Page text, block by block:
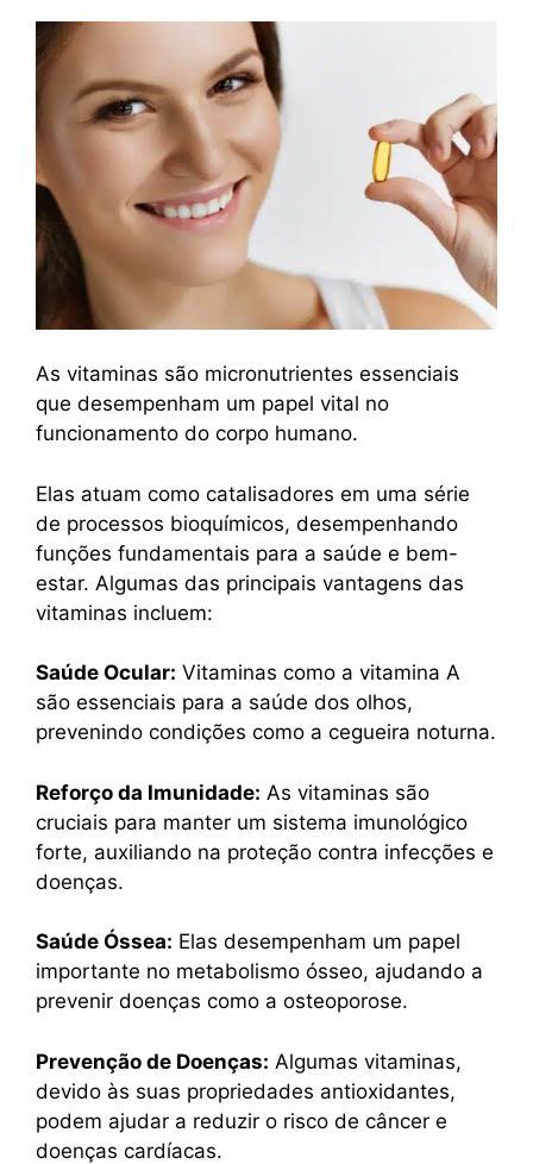
As vitaminas são micronutrientes essenciais
que desempenham um papel vital no
funcionamento do corpo humano.
Elas atuam como catalisadores em uma série
de processos bioquímicos, desempenhando
funções fundamentais para a saúde e bem-
estar. Algumas das principais vantagens das
vitaminas incluem:
Saúde Ocular: Vitaminas como a vitamina A
são essenciais para a saúde dos olhos,
prevenindo condições como a cegueira noturna.
Reforço da Imunidade: As vitaminas são
cruciais para manter um sistema imunológico
forte, auxiliando na proteção contra infecções e
doenças.
Saúde Óssea: Elas desempenham um papel
importante no metabolismo ósseo, ajudando a
prevenir doenças como a osteoporose.
Prevenção de Doenças: Algumas vitaminas,
devido às suas propriedades antioxidantes,
podem ajudar a reduzir o risco de câncer e
doenças cardíacas.